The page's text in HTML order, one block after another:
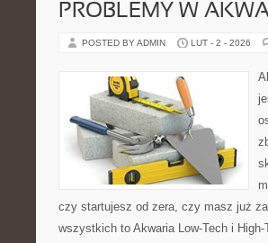
PROBLEMY W
POSTED BY ADMIN LUT - 2 - 2026
czy startujesz od zera, czy masz już
wszystkich to Akwaria Low-Tech i